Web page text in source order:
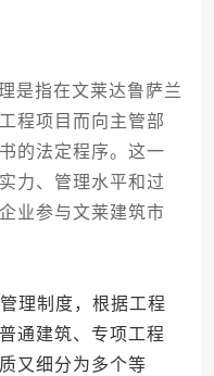
指在文莱达鲁萨兰
程项目而向主管部
的法定程序。这一
力、管理水平和过
业参与文莱建筑市
制度，根据工程
通建筑、专项工程
又细分为多个等